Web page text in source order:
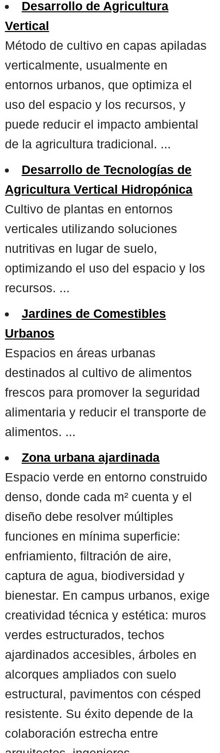
Desarrollo de Agricultura
Vertical
Método de cultivo en capas apiladas
verticalmente, usualmente en
entornos urbanos, que optimiza el
uso del espacio y los recursos, y
puede reducir el impacto ambiental
de la agricultura tradicional. ...
Desarrollo de Tecnologías de
Agricultura Vertical Hidropónica
Cultivo de plantas en entornos
verticales utilizando soluciones
nutritivas en lugar de suelo,
optimizando el uso del espacio y los
recursos. ...
Jardines de Comestibles
Urbanos
Espacios en áreas urbanas
destinados al cultivo de alimentos
frescos para promover la seguridad
alimentaria y reducir el transporte de
alimentos. ...
Zona urbana ajardinada
Espacio verde en entorno construido
denso, donde cada m² cuenta y el
diseño debe resolver múltiples
funciones en mínima superficie:
enfriamiento, filtración de aire,
captura de agua, biodiversidad y
bienestar. En campus urbanos, exige
creatividad técnica y estética: muros
verdes estructurados, techos
ajardinados accesibles, árboles en
alcorques ampliados con suelo
estructural, pavimentos con césped
resistente. Su éxito depende de la
colaboración estrecha entre